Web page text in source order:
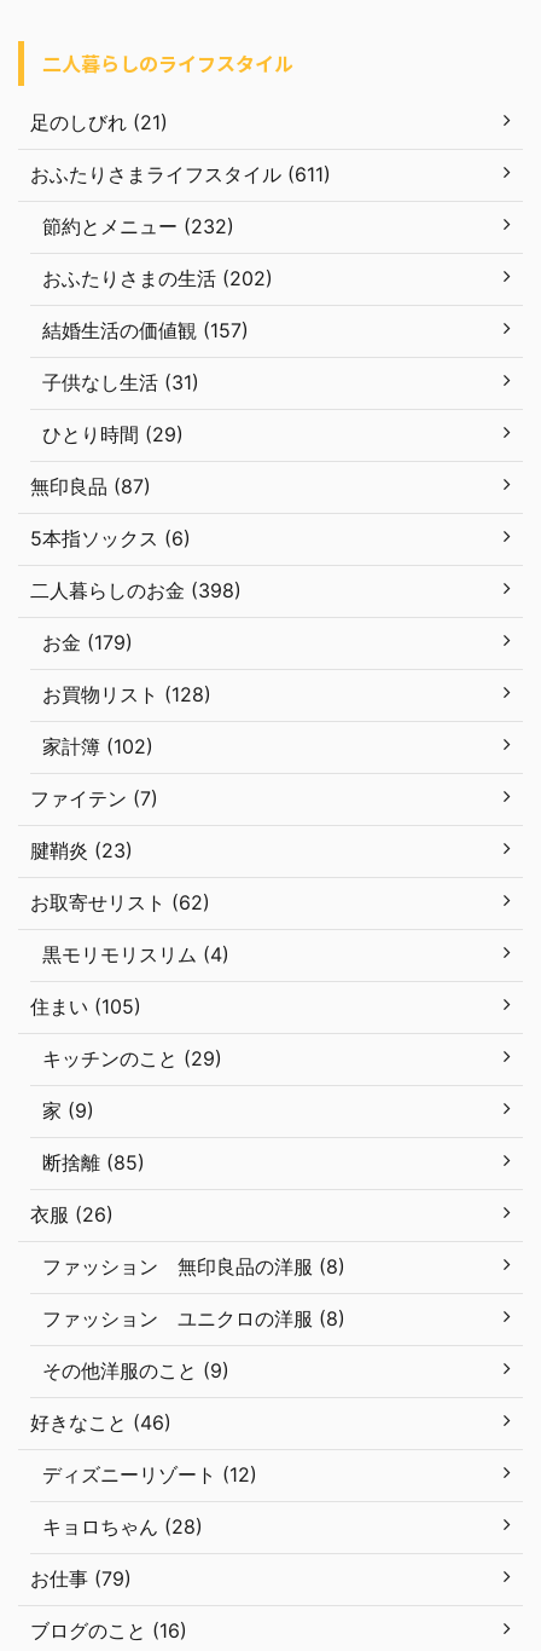
二人暮らしのライフスタイル
足のしびれ (21)
おふたりさまライフスタイル (611)
節約とメニュー (232)
おふたりさまの生活 (202)
結婚生活の価値観 (157)
子供なし生活 (31)
ひとり時間 (29)
無印良品 (87)
5本指ソックス (6)
二人暮らしのお金 (398)
お金 (179)
お買物リスト (128)
家計簿 (102)
ファイテン (7)
腱鞘炎 (23)
お取寄せリスト (62)
黒モリモリスリム (4)
住まい (105)
キッチンのこと (29)
家 (9)
断捨離 (85)
衣服 (26)
ファッション 無印良品の洋服 (8)
ファッション ユニクロの洋服 (8)
その他洋服のこと (9)
好きなこと (46)
ディズニーリゾート (12)
キョロちゃん (28)
お仕事 (79)
ブログのこと (16)